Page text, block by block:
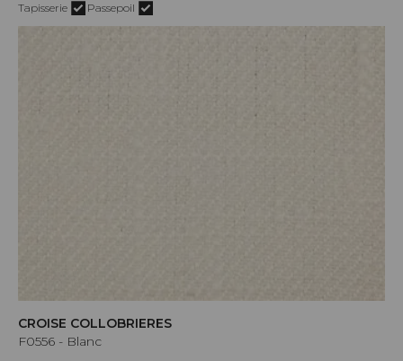
Tapisserie Passepoil
CROISE COLLOBRIERES
F0556 - Blanc